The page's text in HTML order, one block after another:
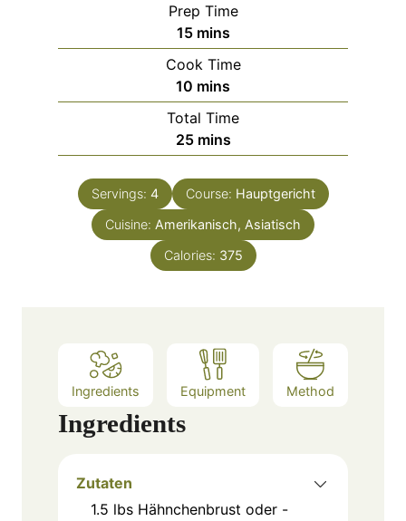
Prep Time
15m
i
n
u
t
e
s
mins
Cook Time
10 m
i
n
u
e
s
mins
Total Time
25m
i
n
u
t
e
s
mins
Servings: 4 Course: Hauptgericht
Cuisine: Amerikanisch, Asiatisch
Calories: 375
Ingredients Equipment Method
Ingredients
Zutaten
1.5 lbs Hähnchenbrust oder -